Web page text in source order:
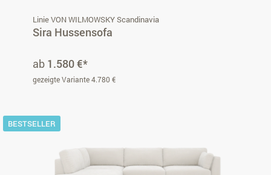
Linie VON WILMOWSKY Scandinavia
Sira Hussensofa
ab 1.580 €*
gezeigte Variante 4.780 €
BESTSELLER